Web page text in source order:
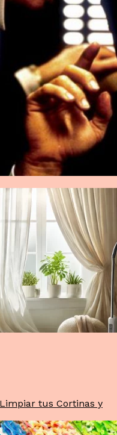
tus Cortinas y